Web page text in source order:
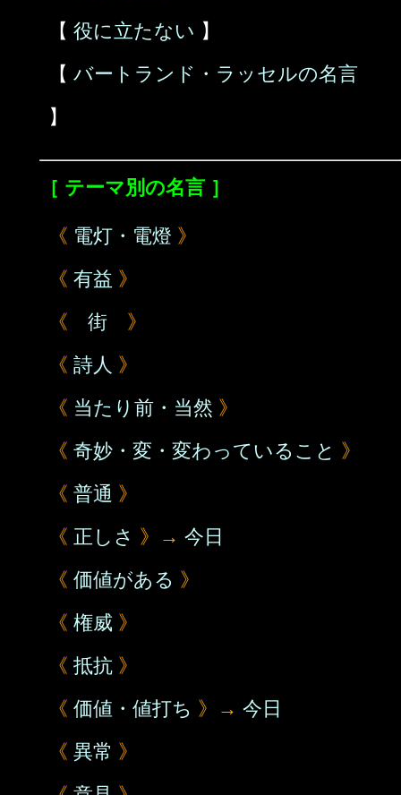
【 役に立たない 】
【 バートランド・ラッセルの名言
】
［ テーマ別の名言 ］
《 電灯・電燈 》
《 有益 》
《 街 》
《 詩人 》
《 当たり前・当然 》
《 奇妙・変・変わっていること 》
《 普通 》
《 正しさ 》→ 今日
《 価値がある 》
《 権威 》
《 抵抗 》
《 価値・値打ち 》→ 今日
《 異常 》